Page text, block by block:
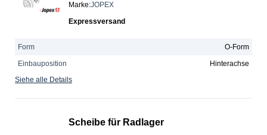
Marke:JOPEX
Expressversand
Form
O-Form
Einbauposition
Hinterachse
Siehe alle Details
Scheibe für Radlager